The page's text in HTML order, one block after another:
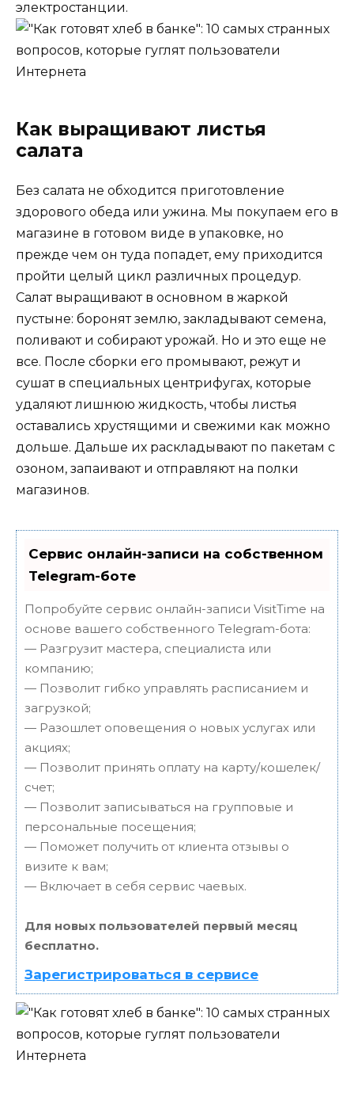
электростанции.
Как выращивают листья
салата
Без салата не обходится приготовление
здорового обеда или ужина. Мы покупаем его в
магазине в готовом виде в упаковке, но
прежде чем он туда попадет, ему приходится
пройти целый цикл различных процедур.
Салат выращивают в основном в жаркой
пустыне: боронят землю, закладывают семена,
поливают и собирают урожай. Но и это еще не
все. После сборки его промывают, режут и
сушат в специальных центрифугах, которые
удаляют лишнюю жидкость, чтобы листья
оставались хрустящими и свежими как можно
дольше. Дальше их раскладывают по пакетам с
озоном, запаивают и отправляют на полки
магазинов.
Сервис онлайн-записи на собственном
Telegram-боте
Попробуйте сервис онлайн-записи VisitTime на
основе вашего собственного Telegram-бота:
— Разгрузит мастера, специалиста или
компанию;
— Позволит гибко управлять расписанием и
загрузкой;
— Разошлет оповещения о новых услугах или
акциях;
— Позволит принять оплату на карту/кошелек/
счет;
— Позволит записываться на групповые и
персональные посещения;
— Поможет получить от клиента отзывы о
визите к вам;
— Включает в себя сервис чаевых.
Для новых пользователей первый месяц
бесплатно.
Зарегистрироваться в сервисе